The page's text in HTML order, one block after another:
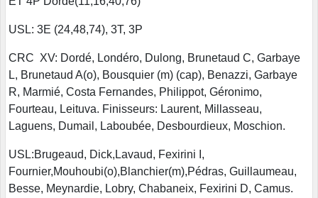
USL: 3E (24,48,74), 3T, 3P
CRC XV: Dordé, Londéro, Dulong, Brunetaud C, Garbaye
L, Brunetaud A(o), Bousquier (m) (cap), Benazzi, Garbaye
R, Marmié, Costa Fernandes, Philippot, Géronimo,
Fourteau, Leituva. Finisseurs: Laurent, Millasseau,
Laguens, Dumail, Laboubée, Desbourdieux, Moschion.
USL:Brugeaud, Dick,Lavaud, Fexirini I,
Fournier,Mouhoubi(o),Blanchier(m),Pédras, Guillaumeau,
Besse, Meynardie, Lobry, Chabaneix, Fexirini D, Camus.